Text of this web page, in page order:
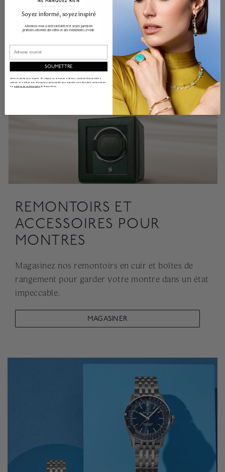
Montres pour femmes
REMONTOIRS ET
ACCESSOIRES POUR
MONTRES
Magasinez nos remontoirs en cuir et boîtes de
rangement pour garder votre montre dans un état
impeccable.
MAGASINER
Soyez informé, soyez inspiré
Abonnez-vous à notre infolettre et soyez parmi les
premiers informés des offres et des événements à venir.
Email
SOUMETTRE
Votre vie privée nous importe. En cliquant sur le bouton ci-dessus, j'autorise Maison Bikrs à
collecter et à utiliser mes informations personnelles pour répondre à ma demande conformément
à lapolitique de confidentialité de Maison Birks.